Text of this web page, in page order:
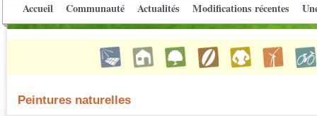
Accueil Communauté Actualités Modifications récentes
Peintures naturelles